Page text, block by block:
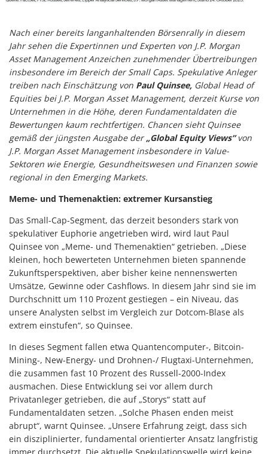
Nach einer bereits langanhaltenden Börsenrally in diesem
Jahr sehen die Expertinnen und Experten von J.P. Morgan
Asset Management Anzeichen zunehmender Übertreibungen
insbesondere im Bereich der Small Caps. Spekulative Anleger
treiben nach Einschätzung von Paul Quinsee, Global Head of
Equities bei J.P. Morgan Asset Management, derzeit Kurse von
Unternehmen in die Höhe, deren Fundamentaldaten die
Bewertungen kaum rechtfertigen. Chancen sieht Quinsee
gemäß der jüngsten Ausgabe der„Global Equity Views“von
J.P. Morgan Asset Management insbesondere in Value-
Sektoren wie Energie, Gesundheitswesen und Finanzen sowie
regional in den Emerging Markets.
Meme- und Themenaktien: extremer Kursanstieg
Das Small-Cap-Segment, das derzeit besonders stark von
spekulativer Euphorie angetrieben wird, wird laut Paul
Quinsee von „Meme- und Themenaktien“ getrieben. „Diese
kleinen, hoch bewerteten Unternehmen bieten spannende
Zukunftsperspektiven, aber bisher keine nennenswerten
Umsätze, Gewinne oder Cashflows. In diesem Jahr sind sie im
Durchschnitt um 110 Prozent gestiegen – ein Niveau, das
unsere Analysten selbst im Vergleich zur Dotcom-Blase als
extrem einstufen“, so Quinsee.
In dieses Segment fallen etwa Quantencomputer-, Bitcoin-
Mining-, New-Energy- und Drohnen-/ Flugtaxi-Unternehmen,
die zusammen fast 10 Prozent des Russell-2000-Index
ausmachen. Diese Entwicklung sei vor allem durch
Privatanleger getrieben, die auf „Storys“ statt auf
Fundamentaldaten setzen. „Solche Phasen enden meist
abrupt“, warnt Quinsee. „Unsere Erfahrung zeigt, dass sich
ein disziplinierter, fundamental orientierter Ansatz langfristig